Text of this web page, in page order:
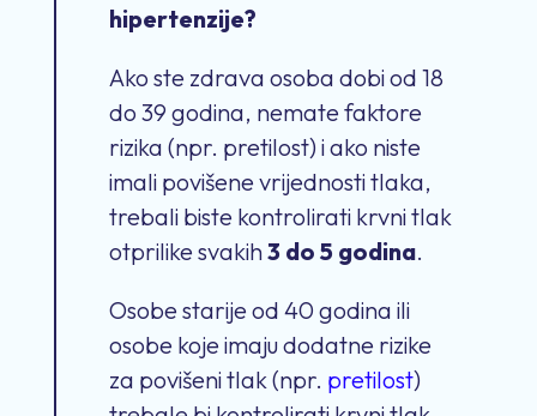
hipertenzije?
Ako ste zdrava osoba dobi od 18
do 39 godina, nemate faktore
rizika (npr. pretilost) i ako niste
imali povišene vrijednosti tlaka,
trebali biste kontrolirati krvni tlak
otprilike svakih3 do 5 godina.
Osobe starije od 40 godina ili
osobe koje imaju dodatne rizike
za povišeni tlak (npr. pretilost)